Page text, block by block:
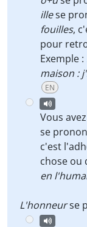
illese
fouilles,
pour
Exemple :
maison :
EN
Vous
se
c'est
chose ou
en
L'honneurse